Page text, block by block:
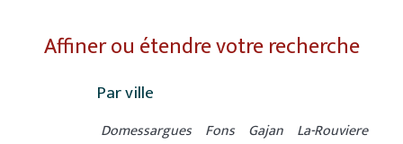
Affiner ou étendre votre recherche
Par ville
Domessargues Fons Gajan La-Rouviere